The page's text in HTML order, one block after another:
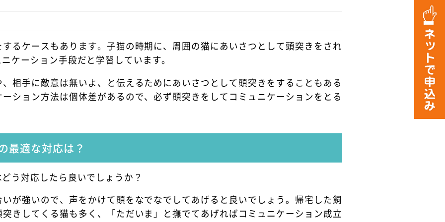
るケースもあります。子猫の時期に、周囲の猫にあいさつとして頭突きをされ
ケーション手段だと学習しています。
相手に敵意は無いよ、と伝えるためにあいさつとして頭突きをすることもある
ション方法は個体差があるので、必ず頭突きをしてコミュニケーションをとる
最適な対応は？
う対応したら良いでしょうか？
が強いので、声をかけて頭をなでなでしてあげると良いでしょう。帰宅した飼
きしてくる猫も多く、「ただいま」と撫でてあげればコミュニケーション成立